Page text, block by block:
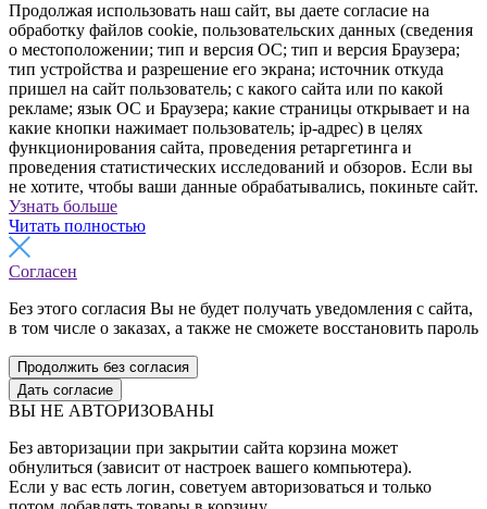
Продолжая использовать наш сайт, вы даете согласие на
обработку файлов cookie, пользовательских данных (сведения
о местоположении; тип и версия ОС; тип и версия Браузера;
тип устройства и разрешение его экрана; источник откуда
пришел на сайт пользователь; с какого сайта или по какой
рекламе; язык ОС и Браузера; какие страницы открывает и на
какие кнопки нажимает пользователь; ip-адрес) в целях
функционирования сайта, проведения ретаргетинга и
проведения статистических исследований и обзоров. Если вы
не хотите, чтобы ваши данные обрабатывались, покиньте сайт.
Узнать больше
Читать полностью
Согласен
Без этого согласия Вы не будет получать уведомления с сайта,
в том числе о заказах, а также не сможете восстановить пароль
Продолжить без согласия
Дать согласие
ВЫ НЕ АВТОРИЗОВАНЫ
Без авторизации при закрытии сайта корзина может
обнулиться (зависит от настроек вашего компьютера).
Если у вас есть логин, советуем авторизоваться и только